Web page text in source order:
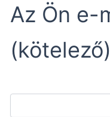
Az Ön e-
(kötelező)